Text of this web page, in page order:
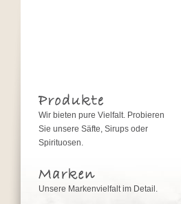
Wir bieten pure Vielfalt. Probieren
Sie unsere Säfte, Sirups oder
Spirituosen.
Unsere Markenvielfalt im Detail.